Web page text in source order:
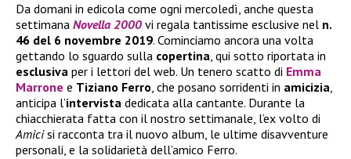
Da domani in edicola come ogni mercoledì, anche questa
settimana Novella 2000 vi regala tantissime esclusive nel n.
46 del 6 novembre 2019. Cominciamo ancora una volta
gettando lo sguardo sulla copertina, qui sotto riportata in
esclusiva per i lettori del web. Un tenero scatto di Emma
Marrone e Tiziano Ferro, che posano sorridenti in amicizia,
anticipa l’intervista dedicata alla cantante. Durante la
chiacchierata fatta con il nostro settimanale, l’ex volto di
Amicisi racconta tra il nuovo album, le ultime disavventure
personali, e la solidarietà dell’amico Ferro.